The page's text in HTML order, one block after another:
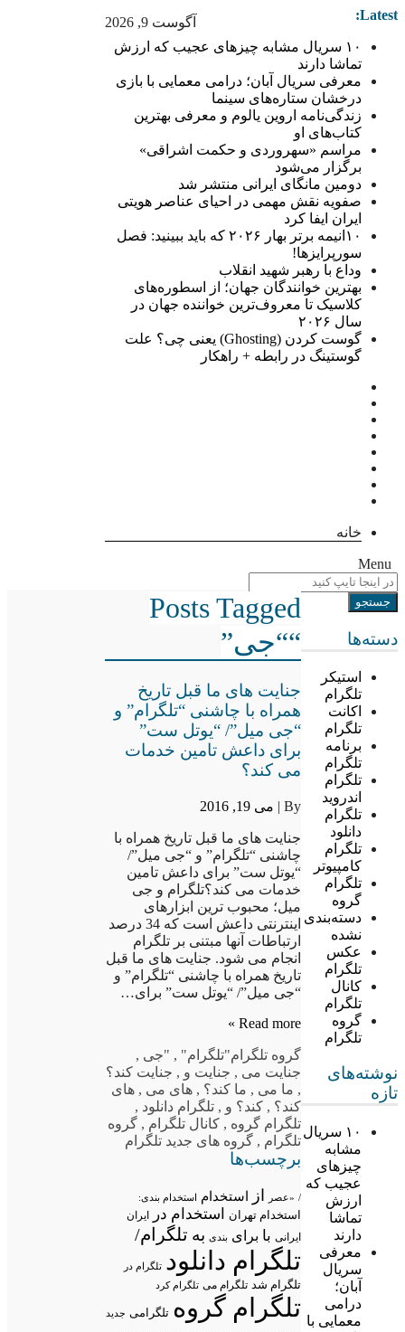
آگوست 9, 2026 Latest:
۱۰ سریال مشابه چیزهای عجیب که ارزش
تماشا دارند
معرفی سریال آبان؛ درامی معمایی با بازی
درخشان ستاره‌های سینما
زندگی‌نامه اروین یالوم و معرفی بهترین
کتاب‌های او
مراسم «سهروردی و حکمت اشراقی»
برگزار می‌شود
دومین مانگای ایرانی منتشر شد
صفویه نقش مهمی در احیای عناصر هویتی
ایران ایفا کرد
۱۰انیمه برتر بهار ۲۰۲۶ که باید ببینید: فصل
سورپرایزها!
وداع با رهبر شهید انقلاب
بهترین خوانندگان جهان؛ از اسطوره‌های
کلاسیک تا معروف‌ترین خواننده جهان در
سال ۲۰۲۶
گوست کردن (Ghosting) یعنی چی؟ علت
گوستینگ در رابطه + راهکار
خانه
Menu
دسته‌ها
استیکر
تلگرام
اکانت
تلگرام
برنامه
تلگرام
تلگرام
اندروید
تلگرام
دانلود
تلگرام
کامپیوتر
تلگرام
گروه
دسته‌بندی
نشده
عکس
تلگرام
کانال
تلگرام
گروه
تلگرام
نوشته‌های
تازه
۱۰ سریال
مشابه
چیزهای
عجیب که
ارزش
تماشا
دارند
معرفی
سریال
آبان؛
درامی
معمایی با
Posts Tagged
““جی”
جنایت های ما قبل تاریخ
همراه با چاشنی “تلگرام” و
“جی میل”/ “یوتل ست”
برای داعش تامین خدمات
می کند؟
By | می 19, 2016
جنایت های ما قبل تاریخ همراه با
چاشنی “تلگرام” و “جی میل”/
“یوتل ست” برای داعش تامین
خدمات می کند؟تلگرام و جی
میل؛ محبوب ترین ابزارهای
اینترنتی داعش است که 34 درصد
ارتباطات آنها مبتنی بر تلگرام
انجام می شود. جنایت های ما قبل
تاریخ همراه با چاشنی “تلگرام” و
“جی میل”/ “یوتل ست” برای…
Read more »
گروه تلگرام"تلگرام" , "جی ,
جنایت می , جنایت و , جنایت کند؟
, ما می , ما کند؟ , های می , های
کند؟ , کند؟ و , تلگرام دانلود ,
تلگرام گروه , کانال تلگرام , گروه
تلگرام , گروه های جدید تلگرام
برچسب‌ها
/ «عصر از استخدام استخدام بندی:
استخدام تهران استخدام در ایران
ایرانی با برای بندی به تلگرام/
تلگرام دانلود تلگرام در
تلگرام شد تلگرام می تلگرام کرد
تلگرام گروه تلگرامی جدید